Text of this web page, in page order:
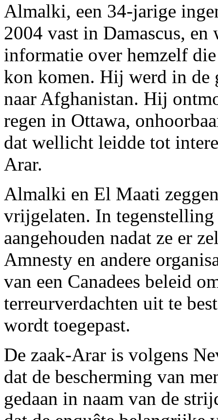
Almalki, een 34-jarige
2004 vast in Damascus,
informatie over hemzelf
kon komen. Hij werd in de
naar Afghanistan. Hij
regen in Ottawa,
dat wellicht leidde tot
Arar.
Almalki en El Maati
vrijgelaten. In
aangehouden nadat ze er
Amnesty en andere
van een Canadees beleid
terreurverdachten uit te
wordt toegepast.
De zaak-Arar is volgens
dat de bescherming van
gedaan in naam van de